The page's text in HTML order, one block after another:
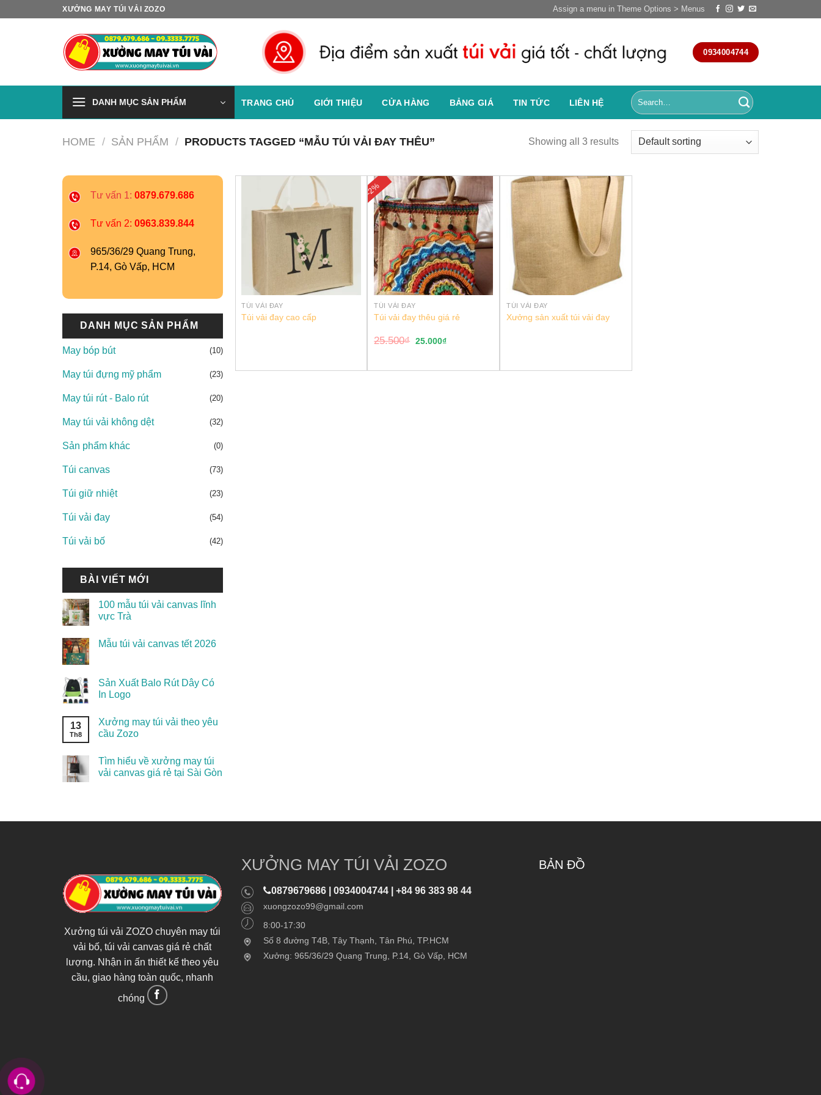
XƯỞNG MAY TÚI VẢI ZOZO Assign a menu in Theme Options > Menus
0934004744
DANH MỤC SẢN PHẨM TRANG CHỦ GIỚI THIỆU CỬA HÀNG BẢNG GIÁ TIN TỨC LIÊN HỆ
HOME / SẢN PHẨM / PRODUCTS TAGGED “MẪU TÚI VẢI ĐAY THÊU” Showing all 3 results
Tư vấn 1: 0879.679.686
Tư vấn 2: 0963.839.844
965/36/29 Quang Trung,
P.14, Gò Vấp, HCM
DANH MỤC SẢN PHẨM
May bóp bút (10)
May túi đựng mỹ phẩm (23)
May túi rút - Balo rút (20)
May túi vải không dệt (32)
Sản phẩm khác (0)
Túi canvas (73)
Túi giữ nhiệt (23)
Túi vải đay (54)
Túi vải bố (42)
BÀI VIẾT MỚI
100 mẫu túi vải canvas lĩnh
vực Trà
Mẫu túi vải canvas tết 2026
Sản Xuất Balo Rút Dây Có
In Logo
13
Th8
Xưởng may túi vải theo yêu
cầu Zozo
Tìm hiểu về xưởng may túi
vải canvas giá rẻ tại Sài Gòn
TÚI VẢI ĐAY
Túi vải đay cao cấp
-2%
TÚI VẢI ĐAY
Túi vải đay thêu giá rẻ
25.500₫ 25.000₫
TÚI VẢI ĐAY
Xưởng sản xuất túi vải đay
Xưởng túi vải ZOZO chuyên may túi
vải bố, túi vải canvas giá rẻ chất
lượng. Nhận in ấn thiết kế theo yêu
cầu, giao hàng toàn quốc, nhanh
chóng
XƯỞNG MAY TÚI VẢI ZOZO
0879679686 | 0934004744 | +84 96 383 98 44
xuongzozo99@gmail.com
8:00-17:30
Số 8 đường T4B, Tây Thạnh, Tân Phú, TP.HCM
Xưởng: 965/36/29 Quang Trung, P.14, Gò Vấp, HCM
BẢN ĐỒ